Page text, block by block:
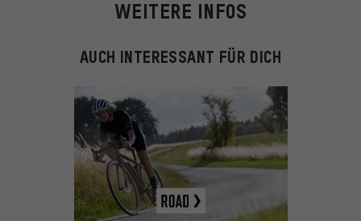
WEITERE INFOS
AUCH INTERESSANT FÜR DICH